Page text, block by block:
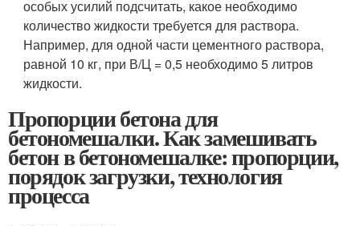
особых усилий подсчитать, какое необходимо
количество жидкости требуется для раствора.
Например, для одной части цементного раствора,
равной 10 кг, при В/Ц = 0,5 необходимо 5 литров
жидкости.
Пропорции бетона для
бетономешалки. Как замешивать
бетон в бетономешалке: пропорции,
порядок загрузки, технология
процесса